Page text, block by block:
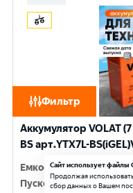
Фильтр
Аккумулятор VOLAT
BS арт.YTX7L-
Емкость:7 Ач
Пусковой ток:100 A
Сайт использует
Продолжая
сбор данных о Вашем